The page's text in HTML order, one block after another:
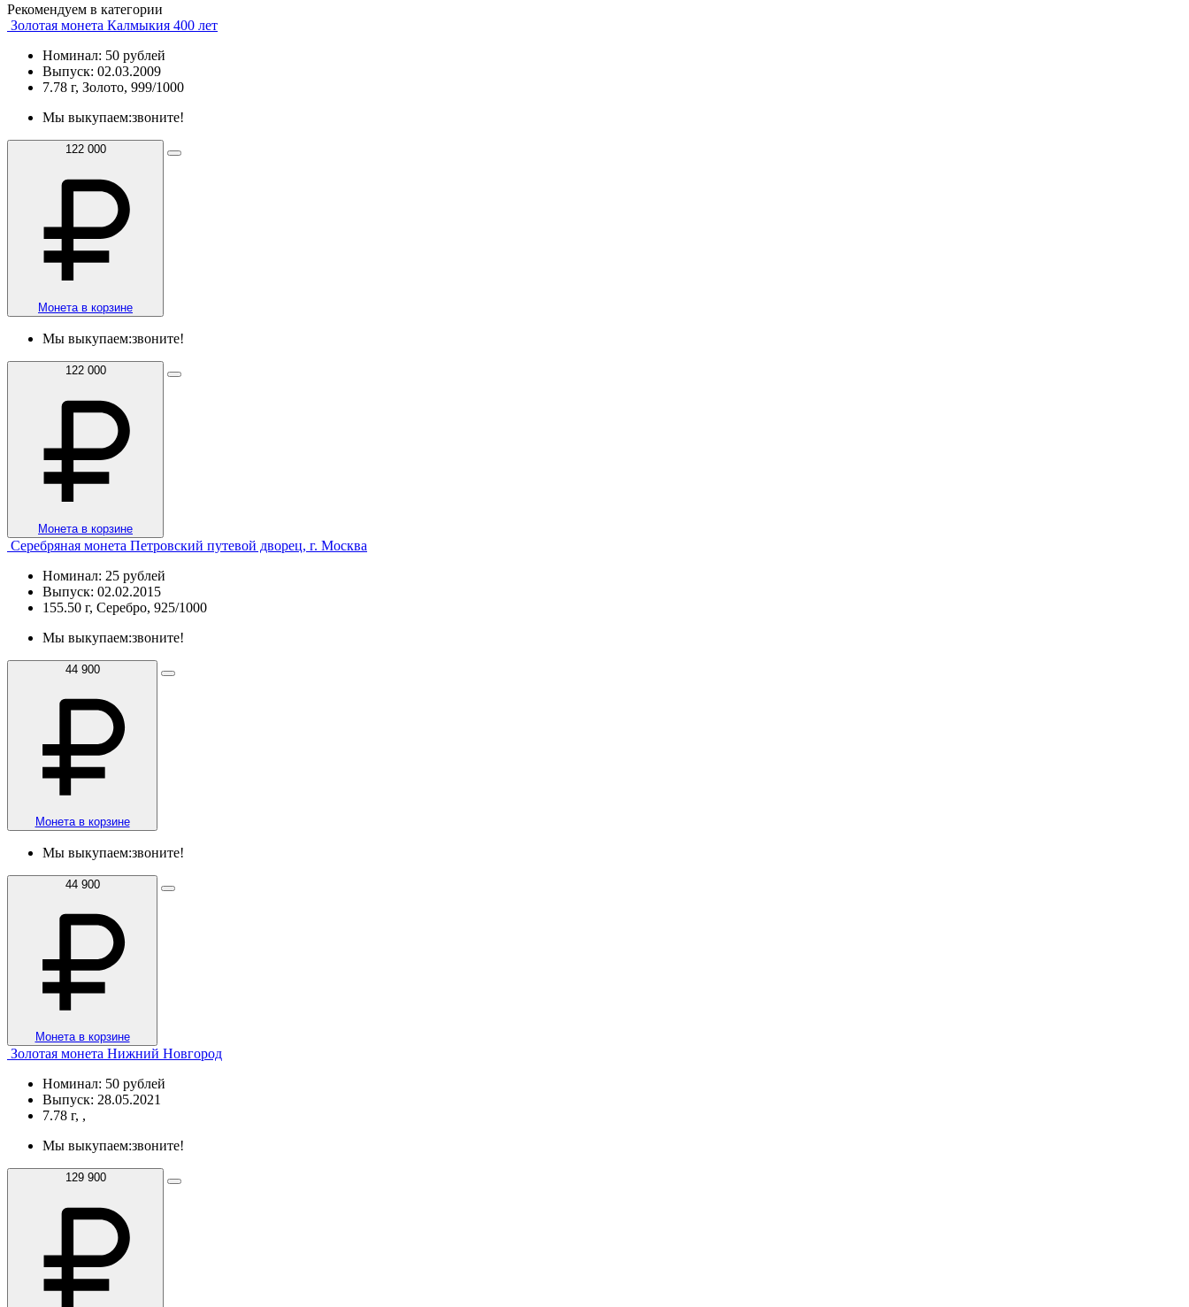
Рекомендуем в категории
Золотая монета Калмыкия 400 лет
Номинал: 50 рублей
Выпуск: 02.03.2009
7.78 г, Золото, 999/1000
Мы выкупаем:звоните!
122 000
Монета в корзине
Мы выкупаем:звоните!
122 000
Монета в корзине
Серебряная монета Петровский путевой дворец, г. Москва
Номинал: 25 рублей
Выпуск: 02.02.2015
155.50 г, Серебро, 925/1000
Мы выкупаем:звоните!
44 900
Монета в корзине
Мы выкупаем:звоните!
44 900
Монета в корзине
Золотая монета Нижний Новгород
Номинал: 50 рублей
Выпуск: 28.05.2021
7.78 г, ,
Мы выкупаем:звоните!
129 900